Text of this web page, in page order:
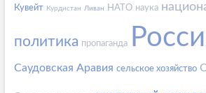
Кувейт Курдистан Ливан НАТО наука
политика пропаганда
Саудовская Аравия сельское хозяйство